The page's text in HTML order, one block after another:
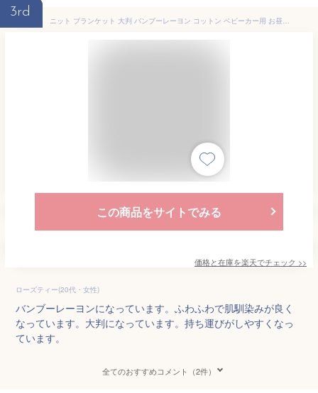
3rd
ニット ブランケット 大判 バンブーレーヨン コットン ベビーカー用 お昼寝用 ひざ掛け 寝冷え防止 冷房対策 日焼け対策 出産祝い 男の子 女の子 ギフト 持ち運び おしゃれ 旅行 マイメミ mymemi Bamboo Swaddle Blanket / Light Blanket 100x100 |with Silver Ions|
この商品をサイトでみる
価格と在庫を楽天でチェック >>
ローズティー(20代・女性)
バンブーレーヨンになっています。ふわふわで肌馴染みが良く
なっています。大判になっています。持ち運びがしやすくなっ
ています。
全てのおすすめコメント（2件）